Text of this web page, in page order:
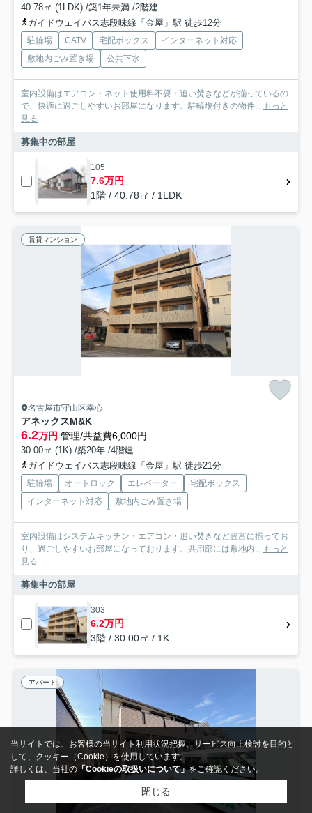
40.78㎡ (1LDK) /築1年未満 /2階建
ガイドウェイバス志段味線「金屋」駅 徒歩12分
駐輪場 CATV 宅配ボックス
インターネット対応
敷地内ごみ置き場
公共下水
室内設備はエアコン・ネット使用料不要・追い焚きなどが揃っているの
で、快適に過ごしやすいお部屋になります。駐輪場付きの物件...
もっと
見る
募集中の部屋
105
7.6万円
1階 / 40.78㎡ / 1LDK
賃貸マンション
名古屋市守山区幸心
アネックスM&K
6.2万円 管理/共益費6,000円
30.00㎡ (1K) /築20年 /4階建
ガイドウェイバス志段味線「金屋」駅 徒歩21分
駐輪場 オートロック エレベーター
宅配ボックス
インターネット対応
敷地内ごみ置き場
室内設備はシステムキッチン・エアコン・追い焚きなど豊富に揃ってお
り、過ごしやすいお部屋になっております。共用部には敷地内...
もっと
見る
募集中の部屋
303
6.2万円
3階 / 30.00㎡ / 1K
アパート
当サイトでは、お客様の当サイト利用状況把握、サービス向上検討を目的と
して、クッキー（Cookie）を使用しています。
詳しくは、当社の「Cookieの取扱いについて」をご確認ください。
閉じる